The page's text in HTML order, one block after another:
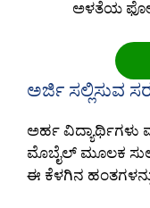
ಅಳತೆಯ
ಅರ್ಜಿ ಸಲ್ಲಿಸುವ
ಅರ್ಹ ವಿದ್ಯಾರ್ಥಿಗಳು
ಮೊಬೈಲ್ ಮೂಲಕ
ಈ ಕೆಳಗಿನ